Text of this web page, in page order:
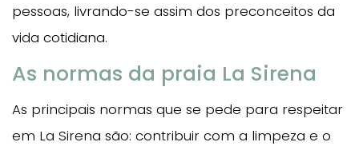
pessoas, livrando-se assim dos preconceitos da
vida cotidiana.
As normas da praia La Sirena
As principais normas que se pede para respeitar
em La Sirena são: contribuir com a limpeza e o